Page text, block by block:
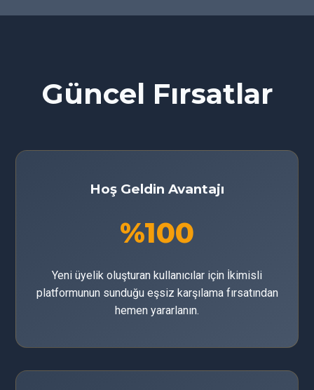
Güncel Fırsatlar
Hoş Geldin Avantajı
%100
Yeni üyelik oluşturan kullanıcılar için İkimisli
platformunun sunduğu eşsiz karşılama fırsatından
hemen yararlanın.